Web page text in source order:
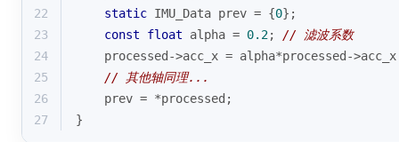
22
static IMU_Data prev = {0};
23
const float alpha = 0.2; // 滤波系数
24
processed->acc_x = alpha*processed->acc_x
25
// 其他轴同理...
26
    prev = *processed;
27
}